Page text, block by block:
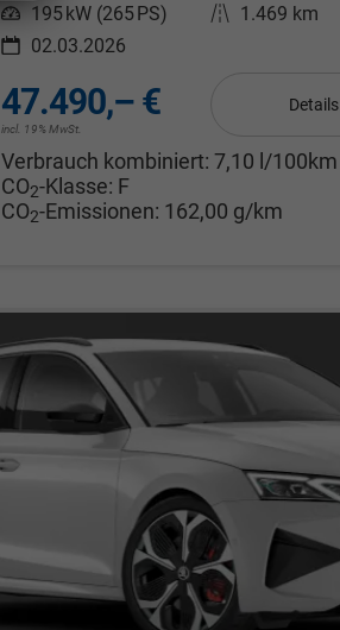
Leistung 195 kW (265 PS) Kilometerstand 1.469 km
02.03.2026
47.490,– €
incl. 19% MwSt.
Details
Verbrauch kombiniert:7,10 l/100km
CO2-Klasse: F
CO2-Emissionen: 162,00 g/km